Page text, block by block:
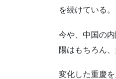
を続けている。
今や、中国の
陽はもちろん
変化した重慶